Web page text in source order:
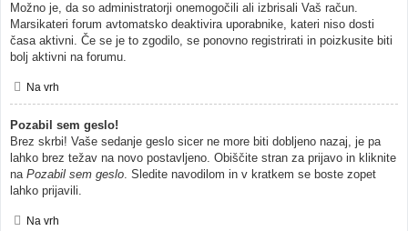
Možno je, da so administratorji onemogočili ali izbrisali Vaš račun.
Marsikateri forum avtomatsko deaktivira uporabnike, kateri niso dosti
časa aktivni. Če se je to zgodilo, se ponovno registrirati in poizkusite biti
bolj aktivni na forumu.
Na vrh
Pozabil sem geslo!
Brez skrbi! Vaše sedanje geslo sicer ne more biti dobljeno nazaj, je pa
lahko brez težav na novo postavljeno. Obiščite stran za prijavo in kliknite
na Pozabil sem geslo. Sledite navodilom in v kratkem se boste zopet
lahko prijavili.
Na vrh